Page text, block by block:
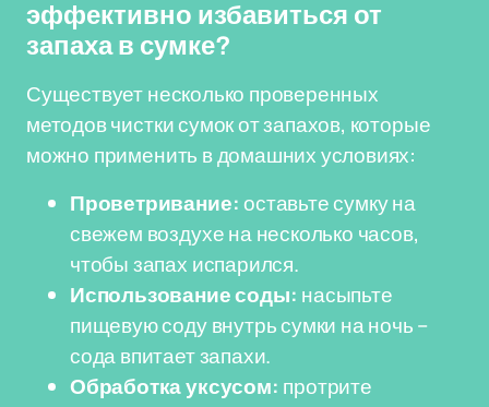
эффективно избавиться от
запаха в сумке?
Существует несколько проверенных
методов чистки сумок от запахов, которые
можно применить в домашних условиях:
Проветривание:оставьте сумку на
свежем воздухе на несколько часов,
чтобы запах испарился.
Использование соды: насыпьте
пищевую соду внутрь сумки на ночь –
сода впитает запахи.
Обработка уксусом: протрите